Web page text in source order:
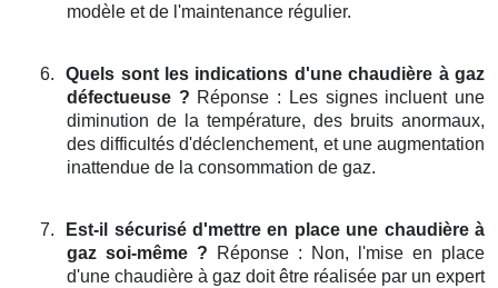
modèle et de l'maintenance régulier.
6.
Quels sont les indications d'une chaudière à gaz
défectueuse ? Réponse : Les signes incluent une
diminution de la température, des bruits anormaux,
des difficultés d'déclenchement, et une augmentation
inattendue de la consommation de gaz.
7.
Est-il sécurisé d'mettre en place une chaudière à
gaz soi-même ? Réponse : Non, l'mise en place
d'une chaudière à gaz doit être réalisée par un expert